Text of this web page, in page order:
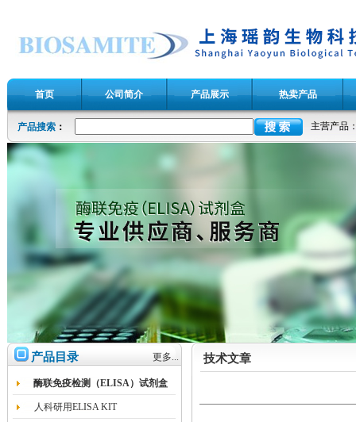
首页 公司简介 产品展示 热卖产品
产品搜索： 主营产品
产品目录 更多...
酶联免疫检测（ELISA）试剂盒
人科研用ELISA KIT
技术文章